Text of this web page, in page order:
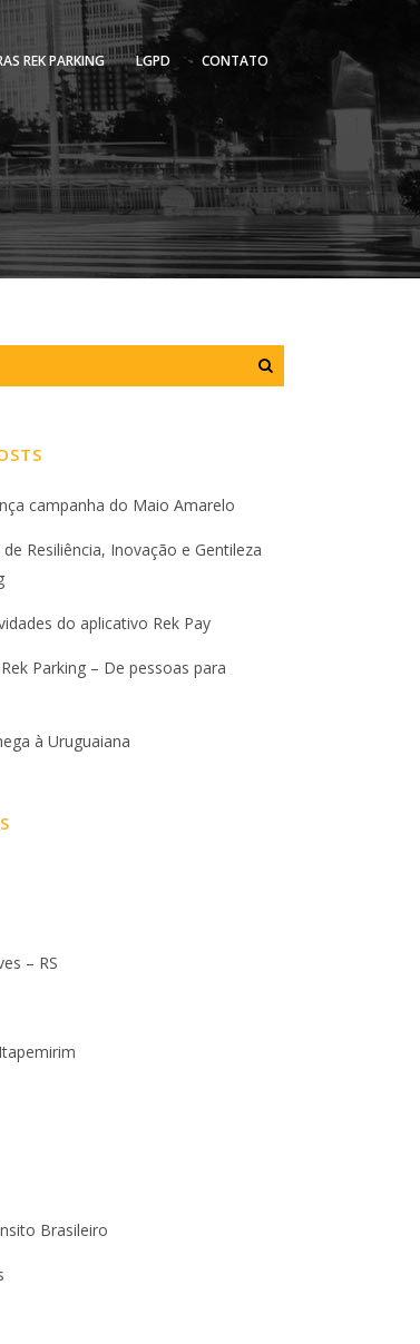
REK PARKING LGPD CONTATO
campanha do Maio Amarelo
Resiliência, Inovação e Gentileza
do aplicativo Rek Pay
Parking – De pessoas para
à Uruguaiana
– RS
Brasileiro